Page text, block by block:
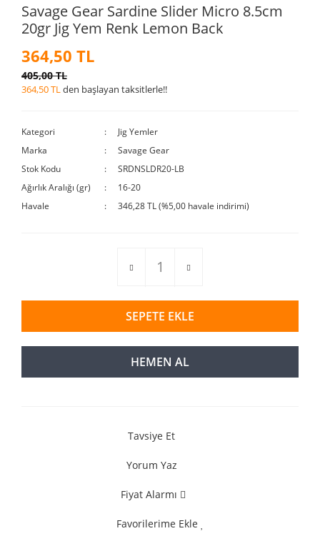
Savage Gear Sardine Slider Micro 8.5cm
20gr Jig Yem Renk Lemon Back
364,50 TL
405,00 TL
364,50 TLden başlayan taksitlerle!!
Kategori
Jig Yemler
Marka
Savage Gear
Stok Kodu
SRDNSLDR20-LB
Ağırlık Aralığı (gr)
16-20
Havale
346,28 TL (%5,00 havale indirimi)
SEPETE EKLE
HEMEN AL
Tavsiye Et
Yorum Yaz
Fiyat Alarmı
Favorilerime Ekle